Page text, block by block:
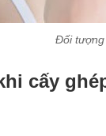
Đối tượng
cấy